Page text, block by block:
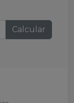
Calcular